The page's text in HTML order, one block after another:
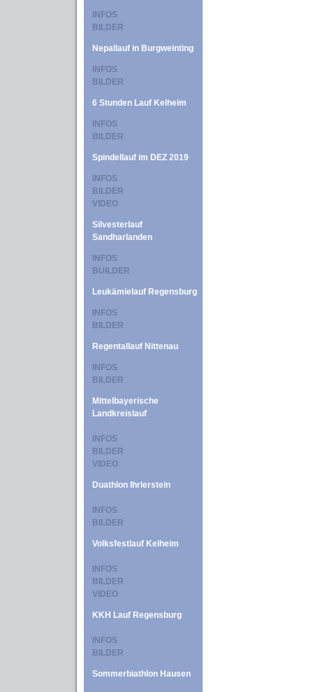
INFOS
BILDER
Nepallauf in Burgweinting
INFOS
BILDER
6 Stunden Lauf Kelheim
INFOS
BILDER
Spindellauf im DEZ 2019
INFOS
BILDER
VIDEO
Silvesterlauf
Sandharlanden
INFOS
BUILDER
Leukämielauf Regensburg
INFOS
BILDER
Regentallauf Nittenau
INFOS
BILDER
Mittelbayerische
Landkreislauf
INFOS
BILDER
VIDEO
Duathlon Ihrlerstein
INFOS
BILDER
Volksfestlauf Kelheim
INFOS
BILDER
VIDEO
KKH Lauf Regensburg
INFOS
BILDER
Sommerbiathlon Hausen